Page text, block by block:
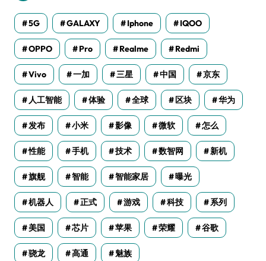
5G GALAXY Iphone IQOO
OPPO Pro Realme Redmi
Vivo 一加 三星 中国 京东
人工智能 体验 全球 区块 华为
发布 小米 影像 微软 怎么
性能 手机 技术 数智网 新机
旗舰 智能 智能家居 曝光
机器人 正式 游戏 科技 系列
美国 芯片 苹果 荣耀 谷歌
骁龙 高通 魅族